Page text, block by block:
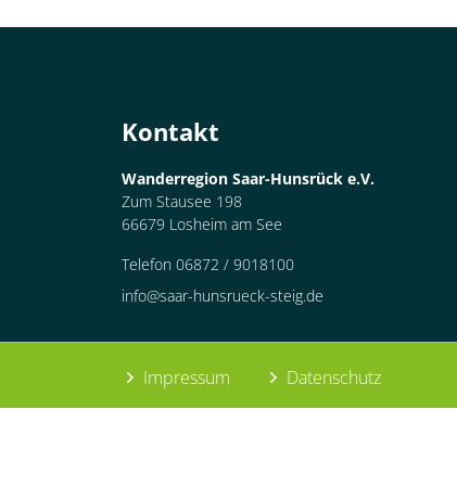
Kontakt
Wanderregion Saar-Hunsrück e.V.
Zum Stausee 198
66679 Losheim am See
Telefon 06872 / 9018100
info@saar-hunsrueck-steig.de
Impressum Datenschutz